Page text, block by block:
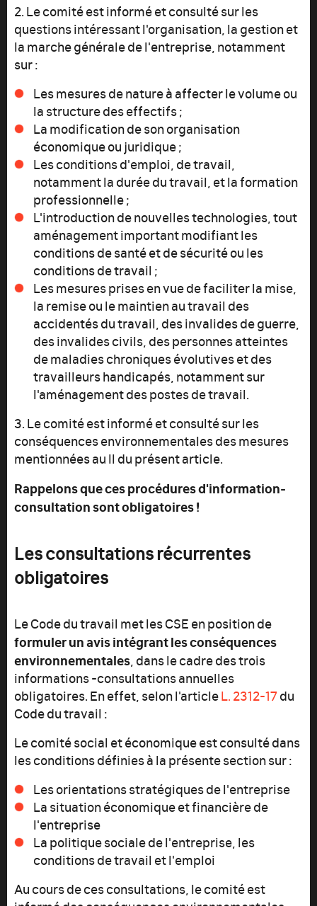
2. Le comité est informé et consulté sur les
questions intéressant l'organisation, la gestion et
la marche générale de l'entreprise, notamment
sur :
Les mesures de nature à affecter le volume ou
la structure des effectifs ;
La modification de son organisation
économique ou juridique ;
Les conditions d'emploi, de travail,
notamment la durée du travail, et la formation
professionnelle ;
L'introduction de nouvelles technologies, tout
aménagement important modifiant les
conditions de santé et de sécurité ou les
conditions de travail ;
Les mesures prises en vue de faciliter la mise,
la remise ou le maintien au travail des
accidentés du travail, des invalides de guerre,
des invalides civils, des personnes atteintes
de maladies chroniques évolutives et des
travailleurs handicapés, notamment sur
l'aménagement des postes de travail.
3. Le comité est informé et consulté sur les
conséquences environnementales des mesures
mentionnées au II du présent article.
Rappelons que ces procédures d'information-
consultation sont obligatoires !
Les consultations récurrentes
obligatoires
Le Code du travail met les CSE en position de
formuler un avis intégrant les conséquences
environnementales , dans le cadre des trois
informations -consultations annuelles
obligatoires. En effet, selon l'articleL. 2312-17du
Code du travail :
Le comité social et économique est consulté dans
les conditions définies à la présente section sur :
Les orientations stratégiques de l'entreprise
La situation économique et financière de
l'entreprise
La politique sociale de l'entreprise, les
conditions de travail et l'emploi
Au cours de ces consultations, le comité est